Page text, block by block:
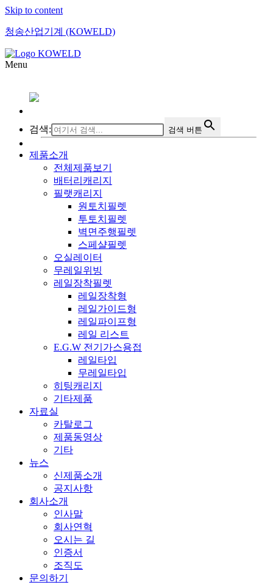
Skip to content
청송산업기계 (KOWELD)
Menu
검색: 검색 버튼
제품소개
전체제품보기
배터리캐리지
필랫캐리지
원토치필렛
투토치필렛
벽면주행필렛
스페샬필렛
오실레이터
무레일위빙
레일장착필렛
레일장착형
레일가이드형
레일파이프형
레일 리스트
E.G.W 전기가스용접
레일타입
무레일타입
히팅캐리지
기타제품
자료실
카탈로그
제품동영상
기타
뉴스
신제품소개
공지사항
회사소개
인사말
회사연혁
오시는 길
인증서
조직도
문의하기